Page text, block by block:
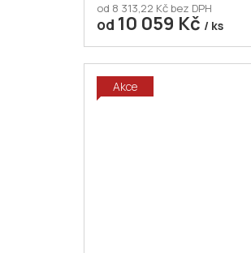
od 8 313,22 Kč bez DPH
od 10 059 Kč / ks
Akce